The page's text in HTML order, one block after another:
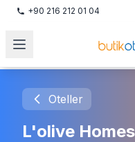
+90 216 212 01 04
Oteller
L'olive Homes